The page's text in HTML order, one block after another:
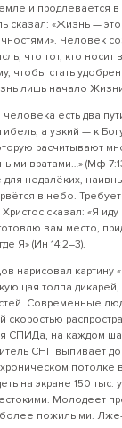
и продлевается
сказал: «Жизнь —
Человек
что тот, кто
чтобы стать
лишь начало
человека есть два
а узкий — к
расчитывают
вратами…» (Мф
недалёких,
в небо.
сказал: «Я иду
вам место,
Я» (Ин 14:2–3).
нарисовал картину
толпа
Современные
СПИДа, на каждом
СНГ выпивает до
потолке
на экране 150 тыс.
Молодеет
более пожилыми.